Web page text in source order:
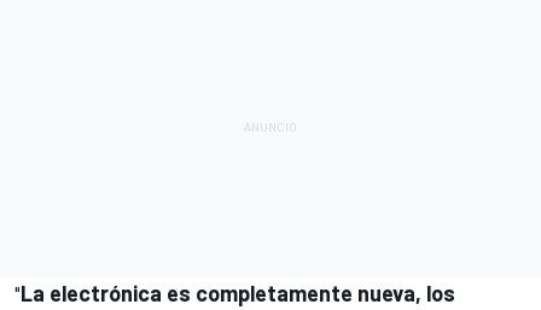
"La electrónica es completamente nueva, los